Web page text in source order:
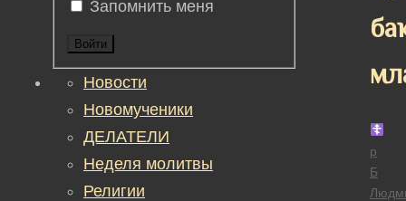
р
Б
Запомнить меня
Войти
Новости
Новомученики
ДЕЛАТЕЛИ
Неделя молитвы
Религии